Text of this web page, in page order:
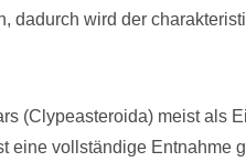
dadurch wird der
(Clypeasteroida) meist als
eine vollständige Entnahme